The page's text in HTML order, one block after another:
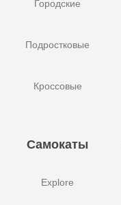
Городские
Подростковые
Кроссовые
Самокаты
Explore